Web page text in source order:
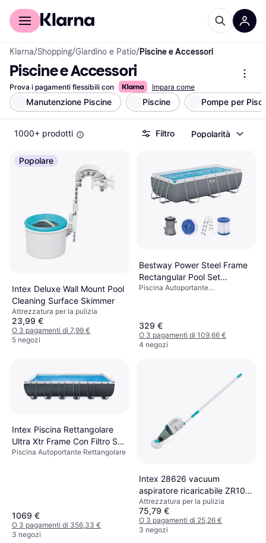
Per il tuo shopping
Klarna/Shopping/Giardino e Patio/Piscine e Accessori
Piscine e Accessori
Prova i pagamenti flessibili con Impara come
Manutenzione Piscine Piscine Pompe per
1000+ prodotti Filtro Popolarità
Popolare
Intex Deluxe Wall Mount Pool
Cleaning Surface Skimmer
Attrezzatura per la pulizia
23,99 €
O 3 pagamenti di 7,99 €
5 negozi
Bestway Power Steel Frame
Rectangular Pool Set
4.04x2.01x1m
Piscina Autoportante
329 €
O 3 pagamenti di 109,66 €
4 negozi
Intex Piscina Rettangolare
Ultra Xtr Frame Con Filtro S7
732X366X132
Piscina Autoportante Rettangolare
1069 €
O 3 pagamenti di 356,33 €
3 negozi
Intex 28626 vacuum
aspiratore ricaricabile ZR100
pulitore piscina Spa
Attrezzatura per la pulizia
75,79 €
O 3 pagamenti di 25,26 €
3 negozi